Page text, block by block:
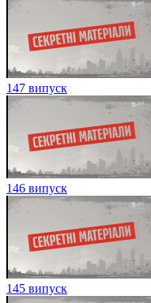
147 випуск
146 випуск
145 випуск